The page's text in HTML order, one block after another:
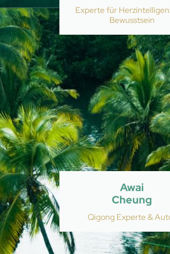
Experte für
Bewusstsein
Awai
Cheung
Qigong Experte &